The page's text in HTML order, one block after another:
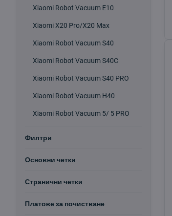
Xiaomi Robot Vacuum E10
Xiaomi X20 Pro/X20 Max
Xiaomi Robot Vacuum S40
Xiaomi Robot Vacuum S40C
Xiaomi Robot Vacuum S40 PRO
Xiaomi Robot Vacuum H40
Xiaomi Robot Vacuum 5/ 5 PRO
Филтри
Основни четки
Странични четки
Платове за почистване